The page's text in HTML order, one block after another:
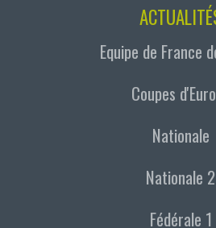
Equipe de France
Coupes
Nationale
Nationale 2
Fédérale 1